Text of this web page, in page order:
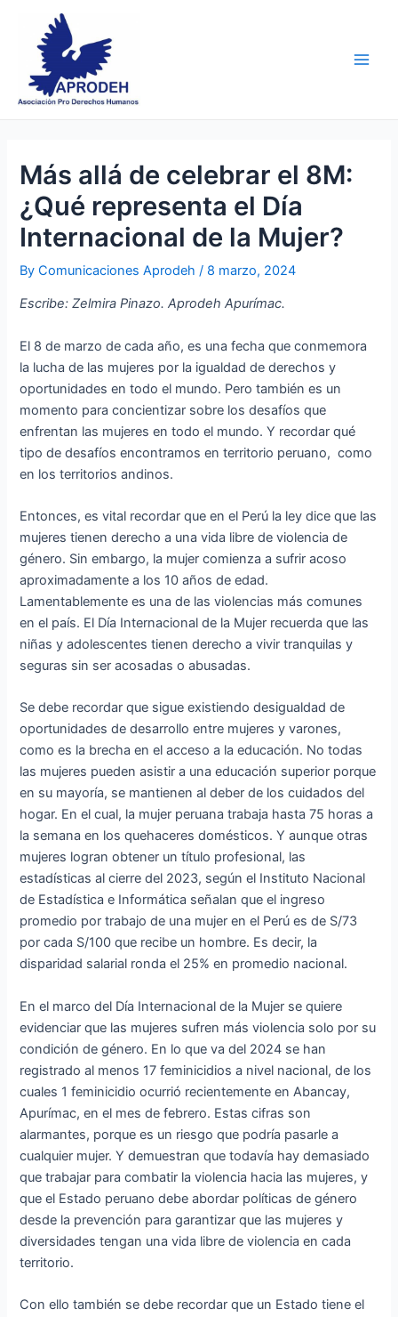
content
Más allá de celebrar el 8M:
¿Qué representa el Día
Internacional de la Mujer?
ByComunicaciones Aprodeh/ 8 marzo, 2024
Escribe: Zelmira Pinazo. Aprodeh Apurímac.
El 8 de marzo de cada año, es una fecha que conmemora
la lucha de las mujeres por la igualdad de derechos y
oportunidades en todo el mundo. Pero también es un
momento para concientizar sobre los desafíos que
enfrentan las mujeres en todo el mundo. Y recordar qué
tipo de desafíos encontramos en territorio peruano, como
en los territorios andinos.
Entonces, es vital recordar que en el Perú la ley dice que las
mujeres tienen derecho a una vida libre de violencia de
género. Sin embargo, la mujer comienza a sufrir acoso
aproximadamente a los 10 años de edad.
Lamentablemente es una de las violencias más comunes
en el país. El Día Internacional de la Mujer recuerda que las
niñas y adolescentes tienen derecho a vivir tranquilas y
seguras sin ser acosadas o abusadas.
Se debe recordar que sigue existiendo desigualdad de
oportunidades de desarrollo entre mujeres y varones,
como es la brecha en el acceso a la educación. No todas
las mujeres pueden asistir a una educación superior porque
en su mayoría, se mantienen al deber de los cuidados del
hogar. En el cual, la mujer peruana trabaja hasta 75 horas a
la semana en los quehaceres domésticos. Y aunque otras
mujeres logran obtener un título profesional, las
estadísticas al cierre del 2023, según el Instituto Nacional
de Estadística e Informática señalan que el ingreso
promedio por trabajo de una mujer en el Perú es de S/73
por cada S/100 que recibe un hombre. Es decir, la
disparidad salarial ronda el 25% en promedio nacional.
En el marco del Día Internacional de la Mujer se quiere
evidenciar que las mujeres sufren más violencia solo por su
condición de género. En lo que va del 2024 se han
registrado al menos 17 feminicidios a nivel nacional, de los
cuales 1 feminicidio ocurrió recientemente en Abancay,
Apurímac, en el mes de febrero. Estas cifras son
alarmantes, porque es un riesgo que podría pasarle a
cualquier mujer. Y demuestran que todavía hay demasiado
que trabajar para combatir la violencia hacia las mujeres, y
que el Estado peruano debe abordar políticas de género
desde la prevención para garantizar que las mujeres y
diversidades tengan una vida libre de violencia en cada
territorio.
Con ello también se debe recordar que un Estado tiene el
navigation